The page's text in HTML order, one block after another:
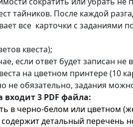
тайников. После каждой
все карточки с заданиями
квеста);
если ответ будет записан не
на цветном принтере (10
обязательно, задания
входит 3 PDF файла:
в черно-белом или цветном
содержит детальный перечень